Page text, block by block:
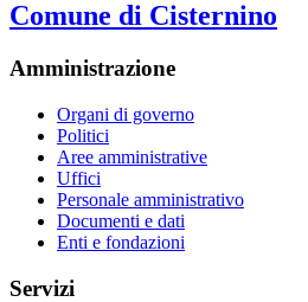
Comune di Cisternino
Amministrazione
Organi di governo
Politici
Aree amministrative
Uffici
Personale amministrativo
Documenti e dati
Enti e fondazioni
Servizi